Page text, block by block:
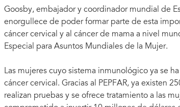
Goosby, embajador y coordinador mundial de
enorgullece de poder formar parte de esta
cáncer cervical y al cáncer de mama a nivel
Especial para Asuntos Mundiales de la Mujer.
Las mujeres cuyo sistema inmunológico ya se
cáncer cervical. Gracias al PEPFAR, ya existen
realizan pruebas y se ofrece tratamiento a las